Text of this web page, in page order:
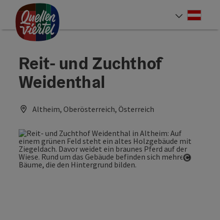
Zum Inhalt
Zur Navigation
Zum Seitenanfang
Reit- und Zuchthof
Weidenthal
Altheim, Oberösterreich, Österreich